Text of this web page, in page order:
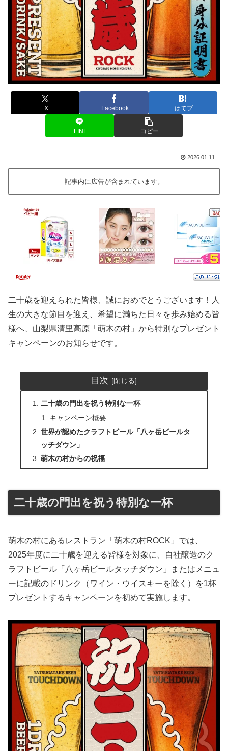
X Facebook はてブ
LINE コピー
2026.01.11
記事内に広告が含まれています。
二十歳を迎えられた皆様、誠におめでとうございます！人
生の大きな節目を迎え、希望に満ちた日々を歩み始める皆
様へ、山梨県清里高原「萌木の村」から特別なプレゼント
キャンペーンのお知らせです。
目次
二十歳の門出を祝う特別な一杯
キャンペーン概要
世界が認めたクラフトビール「八ヶ岳ビールタ
ッチダウン」
萌木の村からの祝福
二十歳の門出を祝う特別な一杯
萌木の村にあるレストラン「萌木の村ROCK」では、
2025年度に二十歳を迎える皆様を対象に、自社醸造のク
ラフトビール「八ヶ岳ビールタッチダウン」またはメニュ
ーに記載のドリンク（ワイン・ウイスキーを除く）を1杯
プレゼントするキャンペーンを初めて実施します。